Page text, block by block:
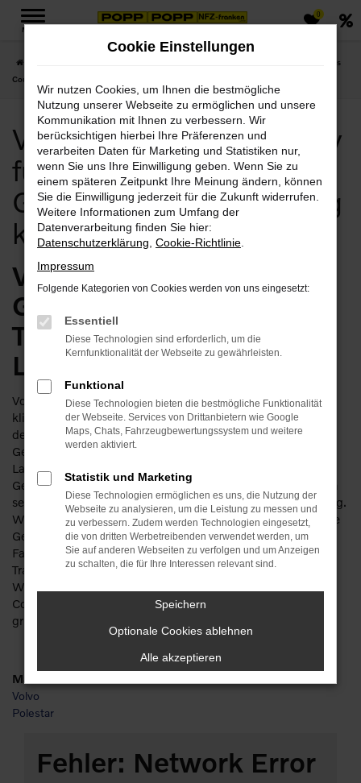
Zum
MENÜ
0
Volvo V60 Cross
Country für Leipzig Gebrauchtwagen günstig kaufen
Volvo V60 Cross Country
für Leipzig
Gebrauchtwagen günstig
kaufen
Volvo V60 Cross Country
Gebrauchtwagen vom
Traditionshändler für
Leipzig
Volvo V60 Cross Country Gebrauchtwagen für Leipzig – das
klingt gut und richtig. Sparen Sie getrost ordentlich Geld,
denn bei diesem Hersteller machen Sie auch mit einem
Gebrauchten nichts verkehrt. Die Besonderheit liegt in der
Langlebigkeit der Fahrzeuge. Ein Volvo V60 Cross Country
Gebrauchtwagen kann bereits einige Jahre gefahren worden
sein und zeigt immer noch keinerlei Anzeichen von Ermüdung.
Wir bieten Ihnen für Ihre Mobilität in Leipzig bevorzugt junge
Gebrauchte und lassen Sie meist in scheckheftgepflegte
Fahrzeuge einsteigen. Da unser Unternehmen mit seiner
Tradition von mehr als 110 Jahren auch über mehrere
Werkstätten verfügt, checken wir jeden Volvo V60 Cross
Country Gebrauchtwagen vor dem Verkauf nach Leipzig
gründlich durch und sorgen für einen erstklassigen Zustand.
Marken
Volvo
Polestar
Fehler: Network Error
Cookie Einstellungen
Wir nutzen Cookies, um Ihnen die bestmögliche
Nutzung unserer Webseite zu ermöglichen und unsere
Kommunikation mit Ihnen zu verbessern. Wir
berücksichtigen hierbei Ihre Präferenzen und
verarbeiten Daten für Marketing und Statistiken nur,
wenn Sie uns Ihre Einwilligung geben. Wenn Sie zu
einem späteren Zeitpunkt Ihre Meinung ändern, können
Sie die Einwilligung jederzeit für die Zukunft widerrufen.
Weitere Informationen zum Umfang der
Datenverarbeitung finden Sie hier:
Datenschutzerklärung Cookie-Richtlinie
Impressum
Folgende Kategorien von Cookies werden von uns eingesetzt:
Essentiell
Diese Technologien sind erforderlich, um die
Kernfunktionalität der Webseite zu gewährleisten.
Funktional
Diese Technologien bieten die bestmögliche Funktionalität
der Webseite. Services von Drittanbietern wie Google
Maps, Chats, Fahrzeugbewertungssystem und weitere
werden aktiviert.
Statistik und Marketing
Diese Technologien ermöglichen es uns, die Nutzung der
Webseite zu analysieren, um die Leistung zu messen und
zu verbessern. Zudem werden Technologien eingesetzt,
die von dritten Werbetreibenden verwendet werden, um
Sie auf anderen Webseiten zu verfolgen und um Anzeigen
zu schalten, die für Ihre Interessen relevant sind.
Speichern
Optionale Cookies ablehnen
Alle akzeptieren